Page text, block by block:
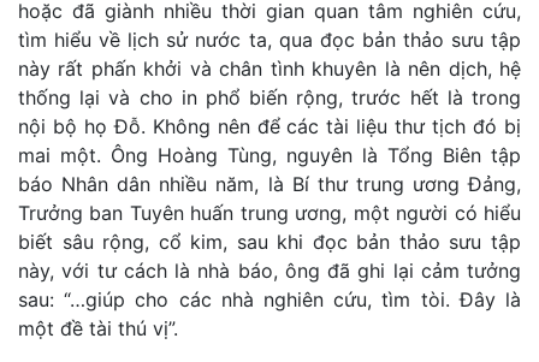
hoặc đã giành nhiều thời gian quan tâm nghiên cứu,
tìm hiểu về lịch sử nước ta, qua đọc bản thảo sưu tập
này rất phấn khởi và chân tình khuyên là nên dịch, hệ
thống lại và cho in phổ biến rộng, trước hết là trong
nội bộ họ Đỗ. Không nên để các tài liệu thư tịch đó bị
mai một. Ông Hoàng Tùng, nguyên là Tổng Biên tập
báo Nhân dân nhiều năm, là Bí thư trung ương Đảng,
Trưởng ban Tuyên huấn trung ương, một người có hiểu
biết sâu rộng, cổ kim, sau khi đọc bản thảo sưu tập
này, với tư cách là nhà báo, ông đã ghi lại cảm tưởng
sau: “…giúp cho các nhà nghiên cứu, tìm tòi. Đây là
một đề tài thú vị”.